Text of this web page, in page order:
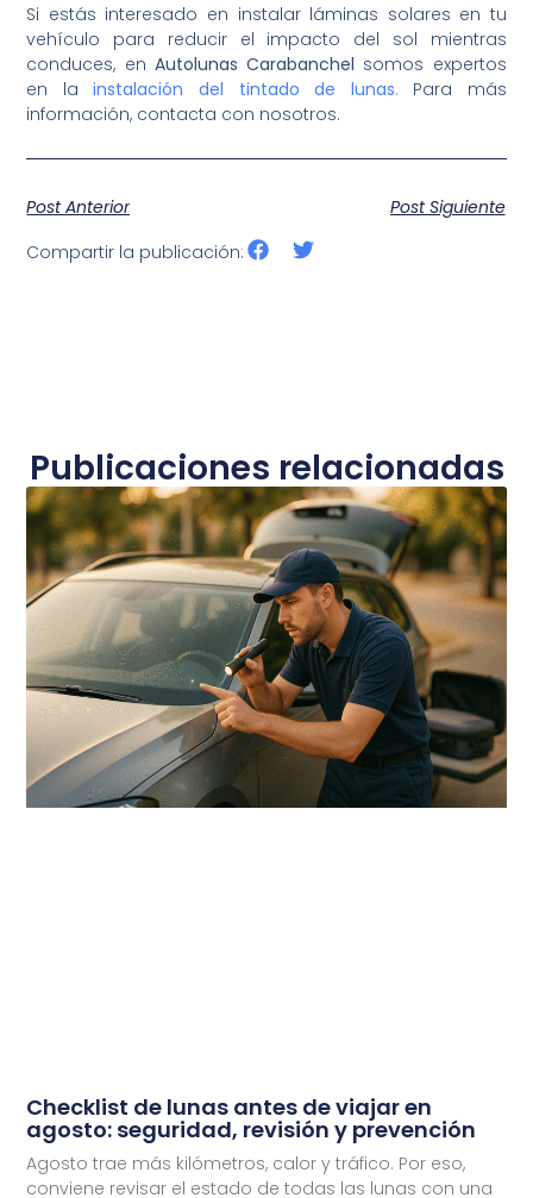
Si estás interesado en instalar láminas solares en tu
vehículo para reducir el impacto del sol mientras
conduces, en Autolunas Carabanchel somos expertos
en lainstalación del tintado de lunas. Para más
información, contacta con nosotros.
Post Anterior
Post Siguiente
Compartir la publicación:
Publicaciones relacionadas
Checklist de lunas antes de viajar en
agosto: seguridad, revisión y prevención
Agosto trae más kilómetros, calor y tráfico. Por eso,
conviene revisar el estado de todas las lunas con una